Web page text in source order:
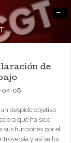
-
de
04-08
despido objetivo
que ha sido
sus funciones por el
y así se ha